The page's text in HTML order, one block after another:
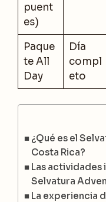
puent
es)
Paque
te All
Day
Día
compl
eto
¿Qué es el
Costa Rica?
Las
Selvatura
La experiencia